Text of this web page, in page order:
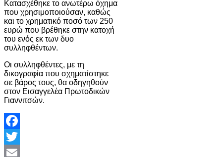
Κατασχέθηκε το ανωτέρω όχημα
που χρησιμοποιούσαν, καθώς
και το χρηματικό ποσό των 250
ευρώ που βρέθηκε στην κατοχή
του ενός εκ των δυο
συλληφθέντων.
Οι συλληφθέντες, με τη
δικογραφία που σχηματίστηκε
σε βάρος τους, θα οδηγηθούν
στον Εισαγγελέα Πρωτοδικών
Γιαννιτσών.
Facebook
Twitter